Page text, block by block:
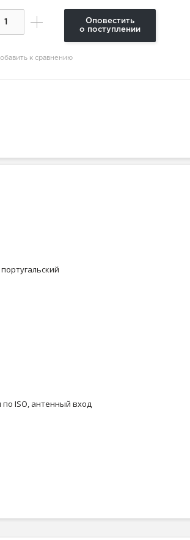
Оповестить
о поступлении
к сравнению
ISO, антенный вход